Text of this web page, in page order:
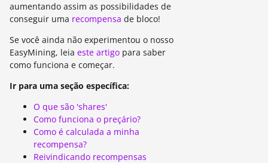
aumentando assim as possibilidades de
conseguir uma recompensa de bloco!
Se você ainda não experimentou o nosso
EasyMining, leia este artigo para saber
como funciona e começar.
Ir para uma seção específica:
O que são 'shares'
Como funciona o preçário?
Como é calculada a minha
recompensa?
Reivindicando recompensas